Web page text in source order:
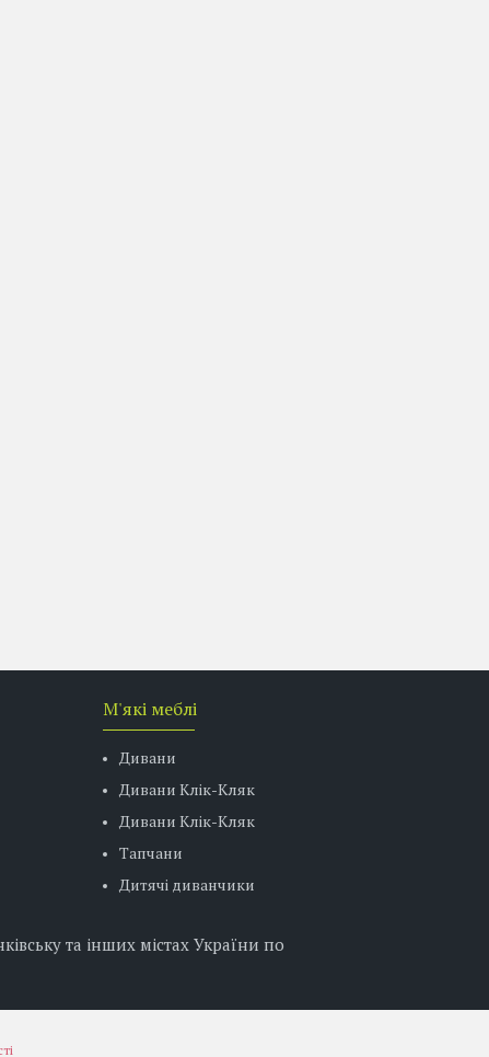
М'які меблі
Дивани
Дивани Клік-Кляк
Дивани Клік-Кляк
Тапчани
Дитячі диванчики
та інших містах України по